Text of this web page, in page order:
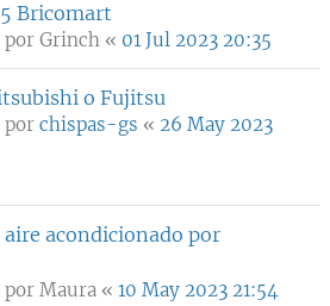
Bricomart
por Grinch « 01 Jul 2023 20:35
o Fujitsu
por chispas-gs « 26 May 2023
aire acondicionado por
por Maura « 10 May 2023 21:54